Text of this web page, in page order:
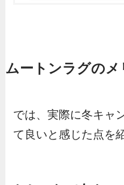
ムートンラグのメ
では、実際に冬キャ
て良いと感じた点を